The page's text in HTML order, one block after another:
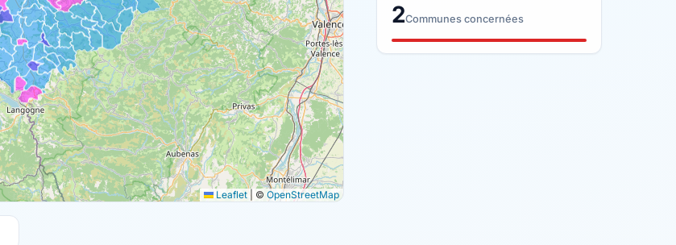
Leaflet © OpenStreetMap
2Communes concernées